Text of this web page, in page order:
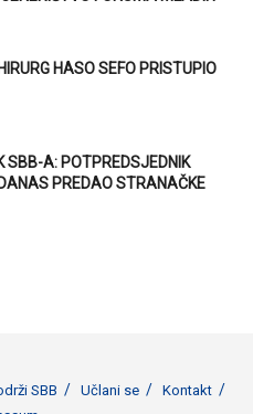
HASO SEFO PRISTUPIO
SBB-A: POTPREDSJEDNIK
PREDAO STRANAČKE
SBB Učlani se
Kontakt